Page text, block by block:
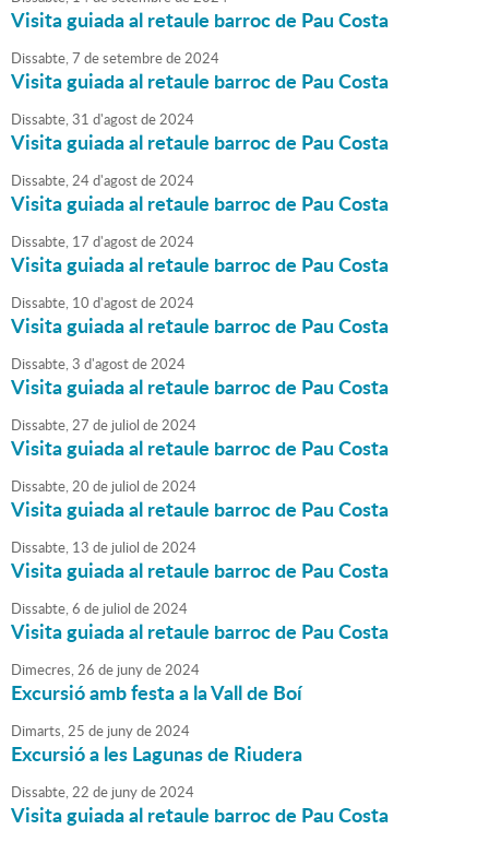
Visita guiada al retaule barroc de Pau Costa
Dissabte,7 desetembrede2024
Visita guiada al retaule barroc de Pau Costa
Dissabte,31 d'agostde2024
Visita guiada al retaule barroc de Pau Costa
Dissabte,24d'agostde2024
Visita guiada al retaule barroc de Pau Costa
Dissabte, 17 d'agostde2024
Visita guiada al retaule barroc de Pau Costa
Dissabte, 10 d'agostde2024
Visita guiada al retaule barroc de Pau Costa
Dissabte,3 d'agostde2024
Visita guiada al retaule barroc de Pau Costa
Dissabte,27 de juliol de2024
Visita guiada al retaule barroc de Pau Costa
Dissabte,20 de juliol de2024
Visita guiada al retaule barroc de Pau Costa
Dissabte, 13 de juliol de2024
Visita guiada al retaule barroc de Pau Costa
Dissabte,6 de juliol de2024
Visita guiada al retaule barroc de Pau Costa
Dimecres,26 de junyde2024
Excursió amb festa a la Vall de Boí
Dimarts,25 de junyde2024
Excursió a les Lagunas de Riudera
Dissabte,22 de junyde2024
Visita guiada al retaule barroc de Pau Costa